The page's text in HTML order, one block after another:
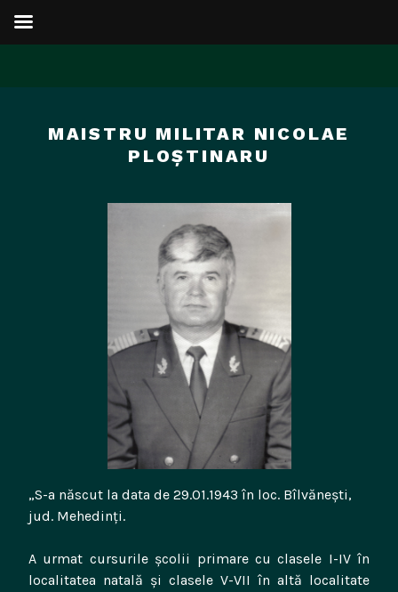
conținutMAISTRU MILITAR NICOLAE
PLOŞTINARU
„S-a născut la data de 29.01.1943 în loc. Bîlvăneşti,
jud. Mehedinţi.
A urmat cursurile şcolii primare cu clasele I-IV în
localitatea natală şi clasele V-VII în altă localitate